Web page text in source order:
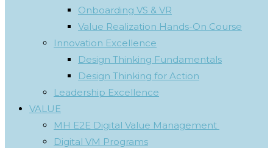
Onboarding VS & VR
Value Realization Hands-On Course
Innovation Excellence
Design Thinking Fundamentals
Design Thinking for Action
Leadership Excellence
VALUE
MH E2E Digital Value Management
Digital VM Programs